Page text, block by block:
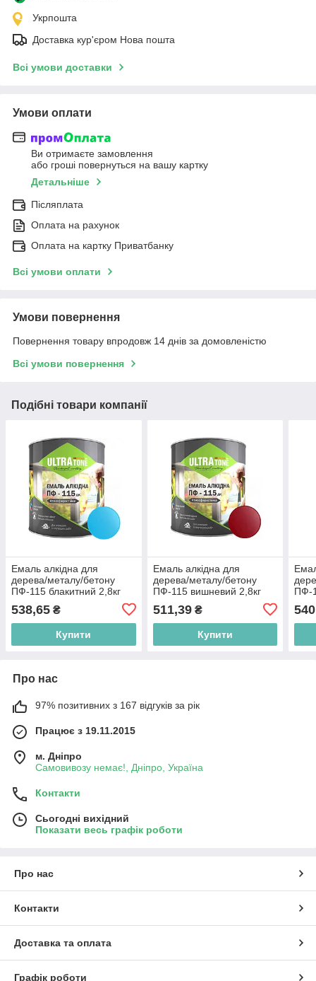
Укрпошта
Доставка кур'єром Нова пошта
Всі умови доставки
Умови оплати
Ви отримаєте замовлення
або гроші повернуться на вашу картку
Детальніше
Післяплата
Оплата на рахунок
Оплата на картку Приватбанку
Всі умови оплати
Умови повернення
Повернення товару впродовж 14 днів за домовленістю
Всі умови повернення
Подібні товари компанії
Емаль алкідна для
дерева/металу/бетону
ПФ-115 блакитний 2,8кг
538,65 ₴
Купити
Емаль алкідна для
дерева/металу/бетону
ПФ-115 вишневий 2,8кг
511,39₴
Купити
ПФ-
Про нас
97% позитивних з 167 відгуків за рік
Працює з 19.11.2015
м. Дніпро
Самовивозу немає!, Дніпро, Україна
Контакти
Сьогодні вихідний
Показати весь графік роботи
Про нас
Контакти
Доставка та оплата
Графік роботи